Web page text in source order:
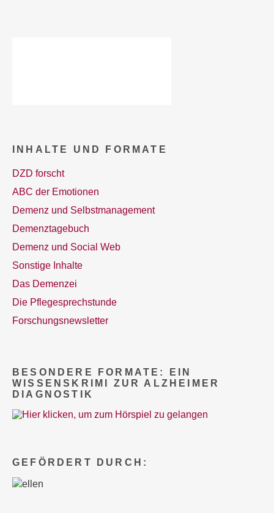
INHALTE UND FORMATE
DZD forscht
ABC der Emotionen
Demenz und Selbstmanagement
Demenztagebuch
Demenz und Social Web
Sonstige Inhalte
Das Demenzei
Die Pflegesprechstunde
Forschungsnewsletter
BESONDERE FORMATE: EIN
WISSENSKRIMI ZUR ALZHEIMER
DIAGNOSTIK
GEFÖRDERT DURCH: